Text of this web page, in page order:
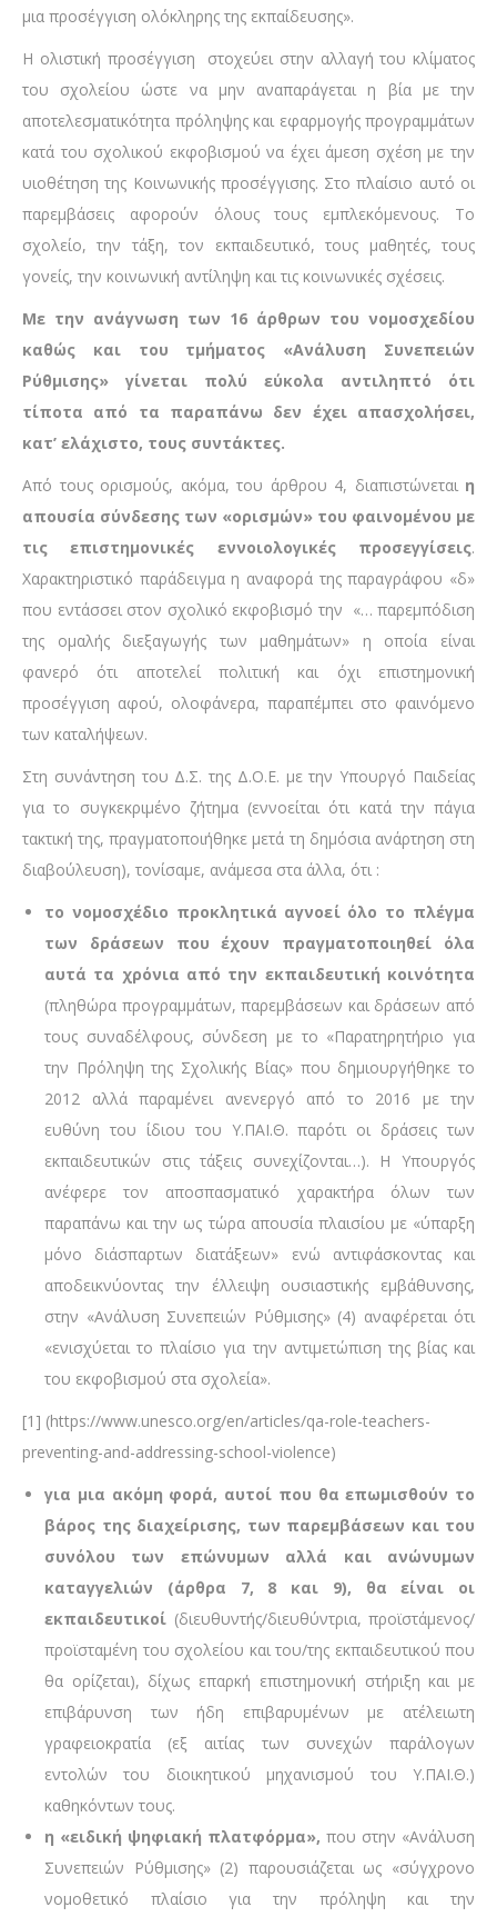
μια προσέγγιση ολόκληρης της εκπαίδευσης».
Η ολιστική προσέγγιση στοχεύει στην αλλαγή του κλίματος
του σχολείου ώστε να μην αναπαράγεται η βία με την
αποτελεσματικότητα πρόληψης και εφαρμογής προγραμμάτων
κατά του σχολικού εκφοβισμού να έχει άμεση σχέση με την
υιοθέτηση της Κοινωνικής προσέγγισης. Στο πλαίσιο αυτό οι
παρεμβάσεις αφορούν όλους τους εμπλεκόμενους. Το
σχολείο, την τάξη, τον εκπαιδευτικό, τους μαθητές, τους
γονείς, την κοινωνική αντίληψη και τις κοινωνικές σχέσεις.
Με την ανάγνωση των 16 άρθρων του νομοσχεδίου
καθώς και του τμήματος «Ανάλυση Συνεπειών
Ρύθμισης» γίνεται πολύ εύκολα αντιληπτό ότι
τίποτα από τα παραπάνω δεν έχει απασχολήσει,
κατ’ ελάχιστο, τους συντάκτες.
Από τους ορισμούς, ακόμα, του άρθρου 4, διαπιστώνεται η
απουσία σύνδεσης των «ορισμών» του φαινομένου με
τις επιστημονικές εννοιολογικές προσεγγίσεις.
Χαρακτηριστικό παράδειγμα η αναφορά της παραγράφου «δ»
που εντάσσει στον σχολικό εκφοβισμό την «… παρεμπόδιση
της ομαλής διεξαγωγής των μαθημάτων» η οποία είναι
φανερό ότι αποτελεί πολιτική και όχι επιστημονική
προσέγγιση αφού, ολοφάνερα, παραπέμπει στο φαινόμενο
των καταλήψεων.
Στη συνάντηση του Δ.Σ. της Δ.Ο.Ε. με την Υπουργό Παιδείας
για το συγκεκριμένο ζήτημα (εννοείται ότι κατά την πάγια
τακτική της, πραγματοποιήθηκε μετά τη δημόσια ανάρτηση στη
διαβούλευση), τονίσαμε, ανάμεσα στα άλλα, ότι :
το νομοσχέδιο προκλητικά αγνοεί όλο το πλέγμα
των δράσεων που έχουν πραγματοποιηθεί όλα
αυτά τα χρόνια από την εκπαιδευτική κοινότητα
(πληθώρα προγραμμάτων, παρεμβάσεων και δράσεων από
τους συναδέλφους, σύνδεση με το «Παρατηρητήριο για
την Πρόληψη της Σχολικής Βίας» που δημιουργήθηκε το
2012 αλλά παραμένει ανενεργό από το 2016 με την
ευθύνη του ίδιου του Υ.ΠΑΙ.Θ. παρότι οι δράσεις των
εκπαιδευτικών στις τάξεις συνεχίζονται…). Η Υπουργός
ανέφερε τον αποσπασματικό χαρακτήρα όλων των
παραπάνω και την ως τώρα απουσία πλαισίου με «ύπαρξη
μόνο διάσπαρτων διατάξεων» ενώ αντιφάσκοντας και
αποδεικνύοντας την έλλειψη ουσιαστικής εμβάθυνσης,
στην «Ανάλυση Συνεπειών Ρύθμισης» (4) αναφέρεται ότι
«ενισχύεται το πλαίσιο για την αντιμετώπιση της βίας και
του εκφοβισμού στα σχολεία».
[1] (https://www.unesco.org/en/articles/qa-role-teachers-
preventing-and-addressing-school-violence)
για μια ακόμη φορά, αυτοί που θα επωμισθούν το
βάρος της διαχείρισης, των παρεμβάσεων και του
συνόλου των επώνυμων αλλά και ανώνυμων
καταγγελιών (άρθρα 7, 8 και 9), θα είναι οι
εκπαιδευτικοί (διευθυντής/διευθύντρια, προϊστάμενος/
προϊσταμένη του σχολείου και του/της εκπαιδευτικού που
θα ορίζεται), δίχως επαρκή επιστημονική στήριξη και με
επιβάρυνση των ήδη επιβαρυμένων με ατέλειωτη
γραφειοκρατία (εξ αιτίας των συνεχών παράλογων
εντολών του διοικητικού μηχανισμού του Υ.ΠΑΙ.Θ.)
καθηκόντων τους.
η «ειδική ψηφιακή πλατφόρμα», που στην «Ανάλυση
Συνεπειών Ρύθμισης» (2) παρουσιάζεται ως «σύγχρονο
νομοθετικό πλαίσιο για την πρόληψη και την